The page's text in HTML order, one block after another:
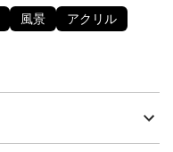
風景
アクリル